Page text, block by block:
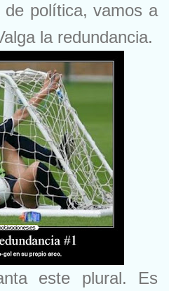
política, vamos a
la redundancia.
este plural. Es